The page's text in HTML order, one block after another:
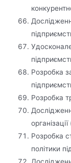
Розробка
Розробка
Розробка
політики